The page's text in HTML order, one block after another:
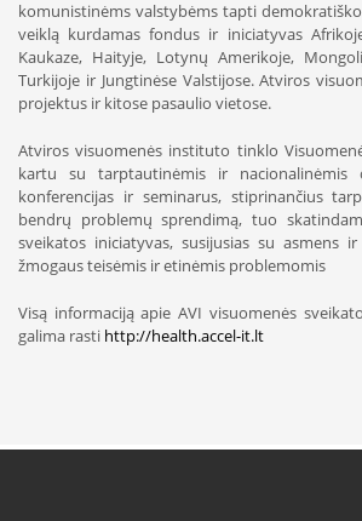
komunistinėms valstybėms tapti
veiklą kurdamas fondus ir iniciatyvas
Kaukaze, Haityje, Lotynų Amerikoje,
Turkijoje ir Jungtinėse Valstijose. Atviros
projektus ir kitose pasaulio vietose.
Atviros visuomenės instituto tinklo
kartu su tarptautinėmis ir nacionalinėmis
konferencijas ir seminarus, stiprinančius
bendrų problemų sprendimą, tuo
sveikatos iniciatyvas, susijusias su asmens
žmogaus teisėmis ir etinėmis problemomis
Visą informaciją apie AVI visuomenės
galima rasti http://health.accel-it.lt